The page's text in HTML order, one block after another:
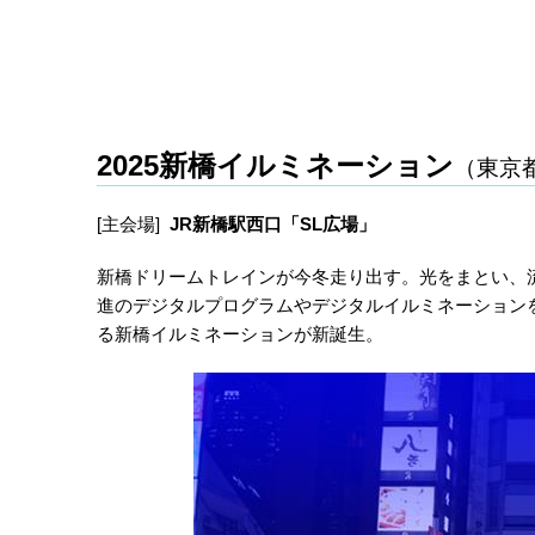
2025新橋イルミネーション （東京
[主会場] JR新橋駅西口「SL広場」
新橋ドリームトレインが今冬走り出す。光をまとい
進のデジタルプログラムやデジタルイルミネーショ
る新橋イルミネーションが新誕生。